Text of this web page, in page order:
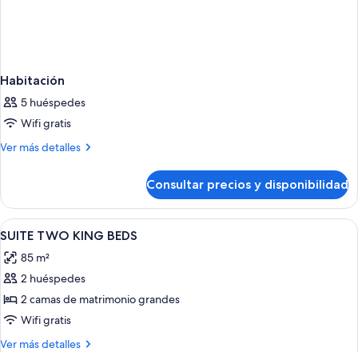
Habitación
5 huéspedes
Wifi gratis
Ver más detalles
Más
Consultar precios y disponibilidad
Abrir
todas
las
fotos
de
SUITE
TWO
Minibar, escritorio, espacio para
15
SUITE TWO KING BEDS
85 m²
2 huéspedes
2 camas de matrimonio grandes
Wifi gratis
Ver más detalles
Más